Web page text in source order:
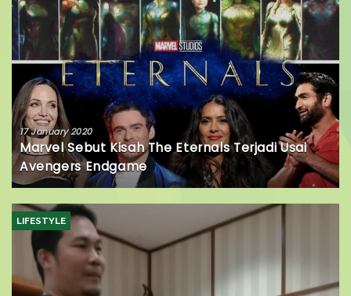
17 January 2020
Marvel Sebut Kisah The Eternals Terjadi Usai
Avengers Endgame
LIFESTYLE